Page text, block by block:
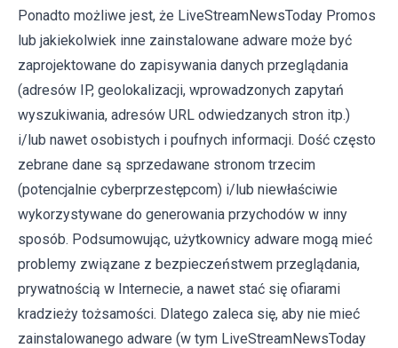
Ponadto możliwe jest, że LiveStreamNewsToday Promos
lub jakiekolwiek inne zainstalowane adware może być
zaprojektowane do zapisywania danych przeglądania
(adresów IP, geolokalizacji, wprowadzonych zapytań
wyszukiwania, adresów URL odwiedzanych stron itp.)
i/lub nawet osobistych i poufnych informacji. Dość często
zebrane dane są sprzedawane stronom trzecim
(potencjalnie cyberprzestępcom) i/lub niewłaściwie
wykorzystywane do generowania przychodów w inny
sposób. Podsumowując, użytkownicy adware mogą mieć
problemy związane z bezpieczeństwem przeglądania,
prywatnością w Internecie, a nawet stać się ofiarami
kradzieży tożsamości. Dlatego zaleca się, aby nie mieć
zainstalowanego adware (w tym LiveStreamNewsToday